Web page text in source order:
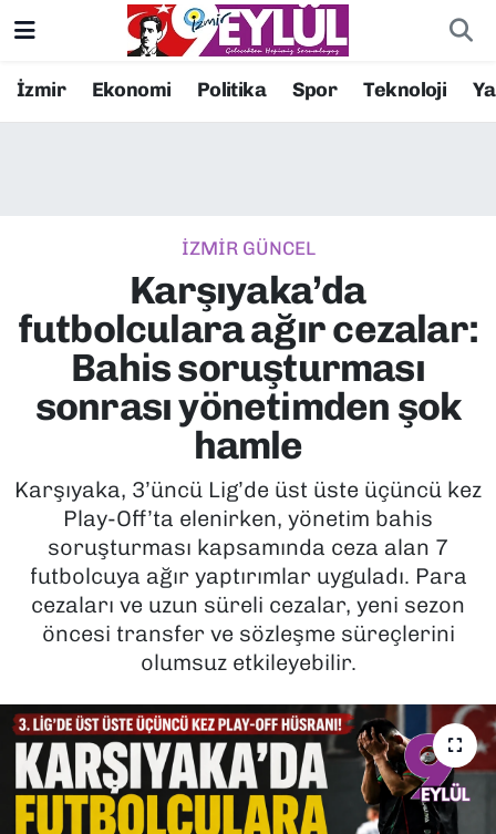
İzmir Ekonomi Politika Spor Teknoloji
İZMİR GÜNCEL
Karşıyaka’da
futbolculara ağır cezalar:
Bahis soruşturması
sonrası yönetimden şok
hamle
Karşıyaka, 3’üncü Lig’de üst üste üçüncü kez
Play-Off’ta elenirken, yönetim bahis
soruşturması kapsamında ceza alan 7
futbolcuya ağır yaptırımlar uyguladı. Para
cezaları ve uzun süreli cezalar, yeni sezon
öncesi transfer ve sözleşme süreçlerini
olumsuz etkileyebilir.
Resmi İlanlar
EKONOMİ
KÜLTÜR SANAT
MAGAZİN
POLİTİKA
SAĞLIK
SPOR
TEKNOLOJİ
YAŞAM
YEREL YÖNETİMLER
Konak Nöbetçi Eczaneler
Süper Lig Puan Durumu ve Fikstür
Tüm Manşetler
Son Dakika Haberleri
Haber Arşivi